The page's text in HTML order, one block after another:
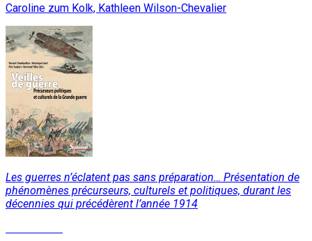
Caroline zum Kolk, Kathleen Wilson-Chevalier
Les guerres n’éclatent pas sans préparation… Présentation de
phénomènes précurseurs, culturels et politiques, durant les
décennies qui précédèrent l’année 1914